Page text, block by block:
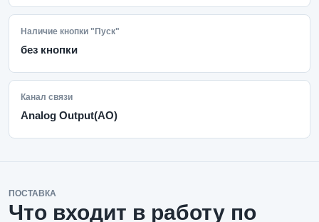
Наличие кнопки "Пуск"
без кнопки
Канал связи
Analog Output(AO)
ПОСТАВКА
Что входит в работу по